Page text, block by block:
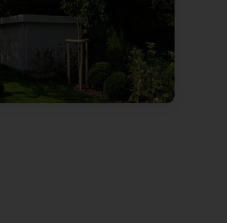
connaître les limitations de
dépasser même si interdit. Je
limitées à 30 et pleines
by Google) Tuesday,
to know the speed limits, or
even though it's illegal. I
km/h speed limit roads, full of
adaptées: le véhicule
votre commentaire? Nous